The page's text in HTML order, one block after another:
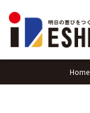
to
content
Home